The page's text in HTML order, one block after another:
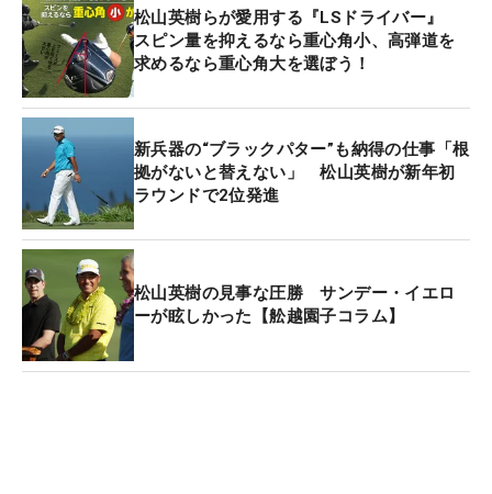
松山英樹らが愛用する『LSドライバー』
スピン量を抑えるなら重心角小、高弾道を
求めるなら重心角大を選ぼう！
新兵器の“ブラックパター”も納得の仕事「根
拠がないと替えない」 松山英樹が新年初
ラウンドで2位発進
松山英樹の見事な圧勝 サンデー・イエロ
ーが眩しかった【舩越園子コラム】